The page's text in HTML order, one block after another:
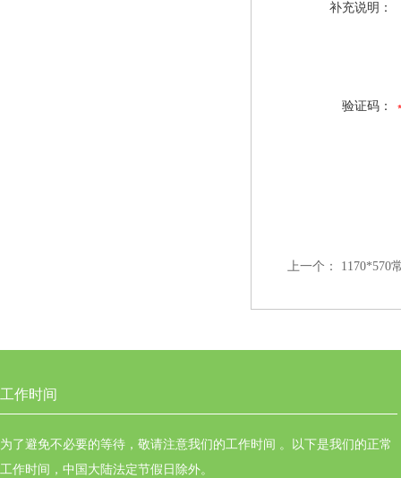
补充说明：
验证码：
上一个： 1170*570
工作时间
为了避免不必要的等待，敬请注意我们的工作时间 。以下是我们的正常
工作时间，中国大陆法定节假日除外。